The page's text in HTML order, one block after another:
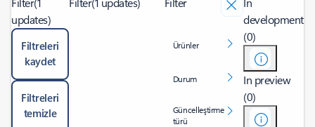
updates)
Filtreleri
kaydet
Filtreleri
temizle
Ürünler
Durum
Güncelleştirme
türü
development
(0)
In preview
(0)